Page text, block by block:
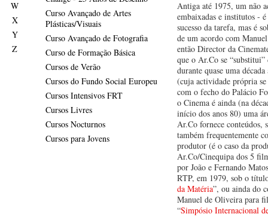
W
X
Y
Z
Curso Avançado de Artes
Plásticas/Visuais
Curso Avançado de Fotografia
Curso de Formação Básica
Cursos de Verão
Cursos do Fundo Social Europeu
Cursos Intensivos FRT
Cursos Livres
Cursos Nocturnos
Cursos para Jovens
Antiga até 1975, um não
embaixadas e institutos -
sucesso da tarefa, mas é
de um acordo com
então Director da
que o Ar.Co se “substitui”
durante quase uma década
(cuja actividade própria
com o fecho do Palácio
o Cinema é ainda (na
início dos anos 80) uma
Ar.Co fornece conteúdos,
também frequentemente
produtor (é o caso da
Ar.Co/Cinequipa dos 5
por João e Fernando
RTP, em 1979, sob o
da Matéria”, ou ainda do
Manuel de Oliveira para
“Simpósio Internacional